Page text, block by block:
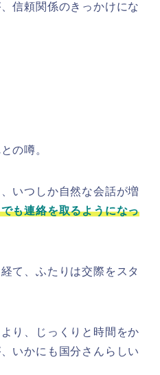
信頼関係のきっかけにな
の噂。
いつしか自然な会話が増
も連絡を取るようになっ
て、ふたりは交際をスタ
り、じっくりと時間をか
いかにも国分さんらしい